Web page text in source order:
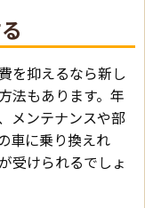
を抑えるなら新し
法もあります。年
メンテナンスや部
車に乗り換えれ
受けられるでしょ